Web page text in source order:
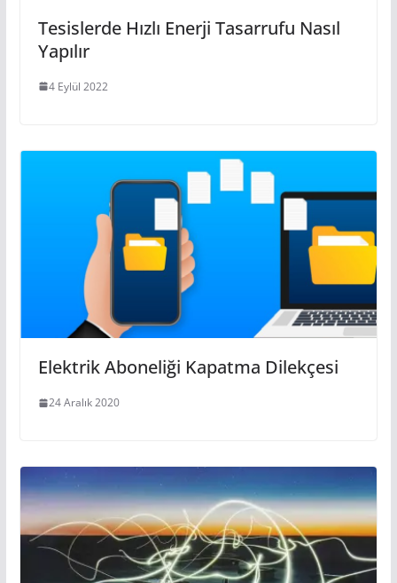
Tesislerde Hızlı Enerji Tasarrufu Nasıl
Yapılır
4 Eylül 2022
Elektrik Aboneliği Kapatma Dilekçesi
24 Aralık 2020